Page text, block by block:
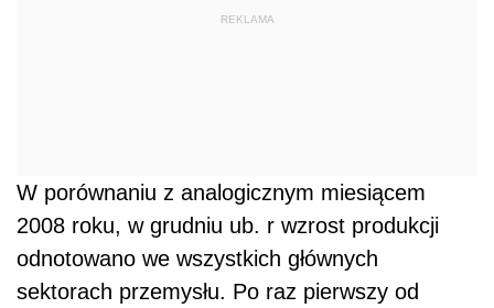
REKLAMA
W porównaniu z analogicznym miesiącem
2008 roku, w grudniu ub. r wzrost produkcji
odnotowano we wszystkich głównych
sektorach przemysłu. Po raz pierwszy od